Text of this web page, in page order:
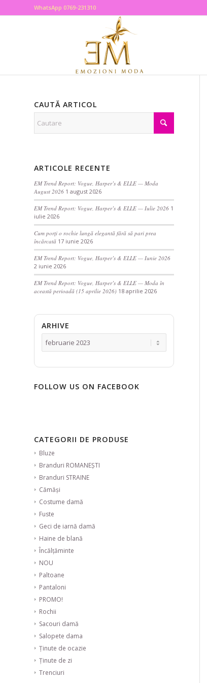
WhatsApp 0769-231310
CAUTĂ ARTICOL
ARTICOLE RECENTE
EM Trend Report: Vogue, Harper’s & ELLE — Moda
August 2026 1 august 2026
EM Trend Report: Vogue, Harper’s & ELLE — Iulie 2026 1
iulie 2026
Cum porți o rochie lungă elegantă fără să pari prea
încărcată 17 iunie 2026
EM Trend Report: Vogue, Harper’s & ELLE — Iunie 2026
2 iunie 2026
EM Trend Report: Vogue, Harper’s & ELLE — Moda în
această perioadă (15 aprilie 2026) 18 aprilie 2026
ARHIVE
FOLLOW US ON FACEBOOK
CATEGORII DE PRODUSE
Bluze
Branduri ROMANEȘTI
Branduri STRAINE
Cămăși
Costume damă
Fuste
Geci de iarnă damă
Haine de blană
Încălțăminte
NOU
Paltoane
Pantaloni
PROMO!
Rochii
Sacouri damă
Salopete dama
Ținute de ocazie
Ținute de zi
Trenciuri